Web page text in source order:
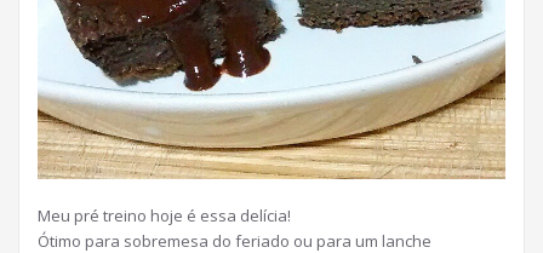
Meu pré treino hoje é essa delícia!
Ótimo para sobremesa do feriado ou para um lanche